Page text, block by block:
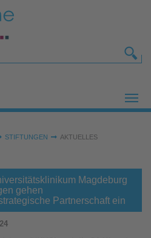
STIFTUNGEN
AKTUELLES
Magdeburg
gehen
Partnerschaft ein